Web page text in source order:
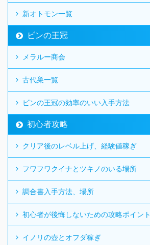
新オトモン一覧
ビンの王冠
メラルー商会
古代巣一覧
ビンの王冠の効率のいい入手方法
初心者攻略
クリア後のレベル上げ、経験値稼ぎ
フワフワクイナとツキノのいる場所
調合書入手方法、場所
初心者が後悔しないための攻略ポイント
イノリの壺とオフダ稼ぎ